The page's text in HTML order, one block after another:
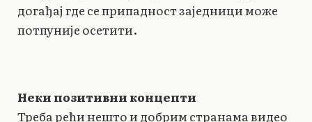
догађај где се припадност заједници може
потпуније осетити.
Неки позитивни концепти
Треба рећи нешто и добрим странама видео